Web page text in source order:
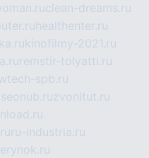
clean-dreams.ru
healthenter.ru
kinofilmy-2021.ru
remstir-tolyatti.ru
spb.ru
seonub.ruzvonitut.ru
ru-industria.ru
erynok.ru